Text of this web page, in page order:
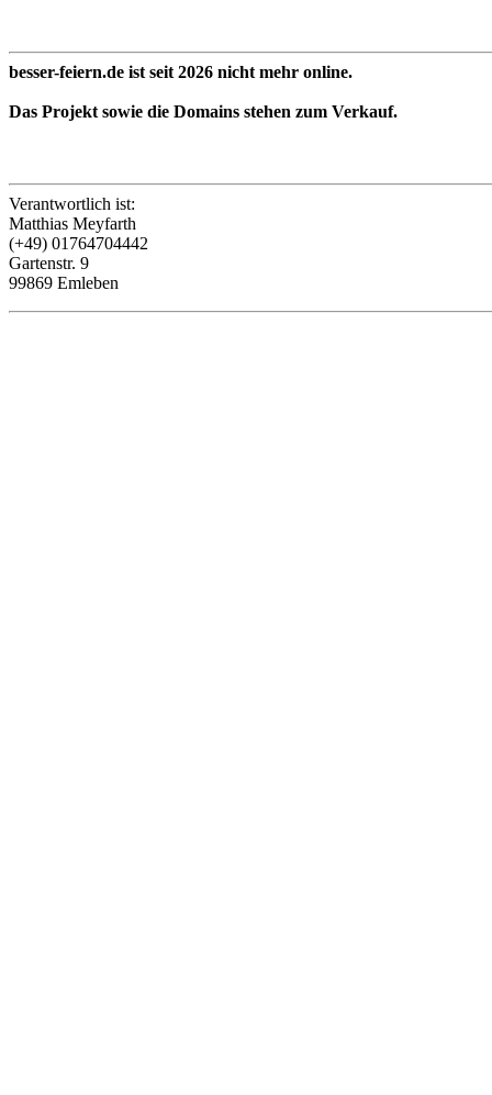
besser-feiern.de ist seit 2026 nicht mehr online.
Das Projekt sowie die Domains stehen zum Verkauf.
Verantwortlich ist:
Matthias Meyfarth
(+49) 01764704442
Gartenstr. 9
99869 Emleben